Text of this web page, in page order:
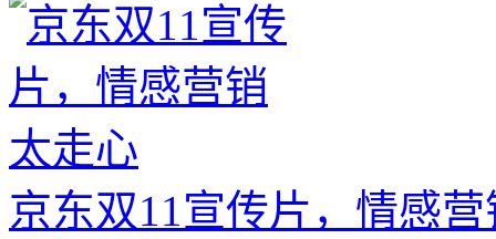
京东双11宣传片，情感